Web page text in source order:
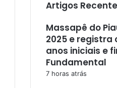
Artigos
Massapê do
2025 e registra
anos iniciais e
Fundamental
7 horas atrás